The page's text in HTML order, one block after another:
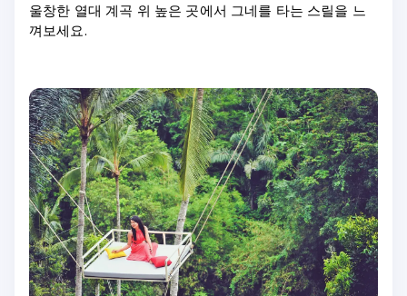
울창한 열대 계곡 위 높은 곳에서 그네를 타는 스릴을 느
껴보세요.